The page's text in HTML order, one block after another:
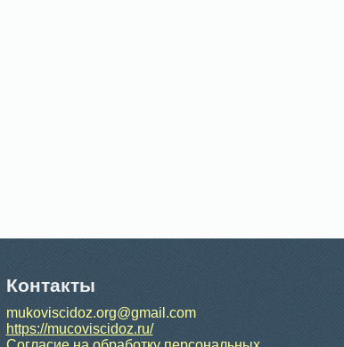
Контакты
mukoviscidoz.org@gmail.com
https://mucoviscidoz.ru/